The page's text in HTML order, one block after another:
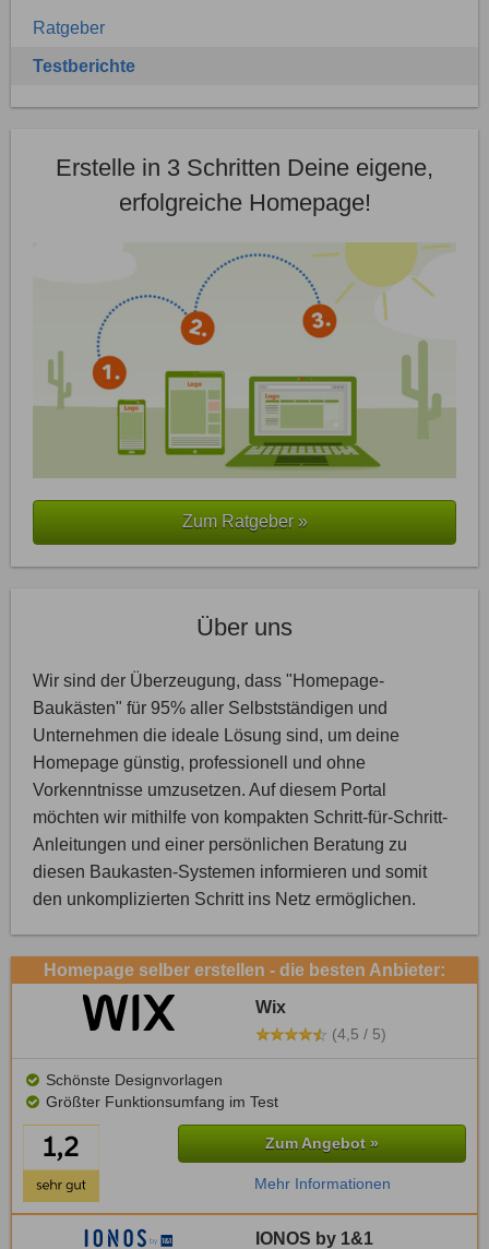
Ratgeber
Testberichte
Erstelle in 3 Schritten Deine eigene,
erfolgreiche Homepage!
Zum Ratgeber »
Über uns
Wir sind der Überzeugung, dass "Homepage-
Baukästen" für 95% aller Selbstständigen und
Unternehmen die ideale Lösung sind, um deine
Homepage günstig, professionell und ohne
Vorkenntnisse umzusetzen. Auf diesem Portal
möchten wir mithilfe von kompakten Schritt-für-Schritt-
Anleitungen und einer persönlichen Beratung zu
diesen Baukasten-Systemen informieren und somit
den unkomplizierten Schritt ins Netz ermöglichen.
Homepage selber erstellen - die besten Anbieter:
Wix
(4,5 / 5)
Schönste Designvorlagen
Größter Funktionsumfang im Test
Zum Angebot »
Mehr Informationen
IONOS by 1&1